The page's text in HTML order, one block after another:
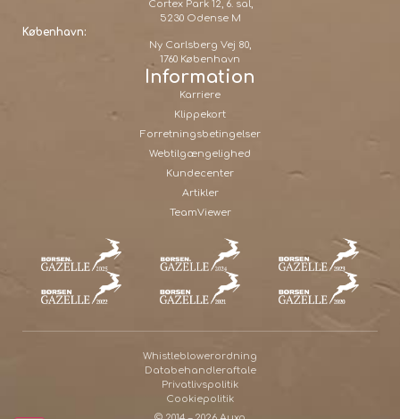
Cortex Park 12, 6. sal,
5230 Odense M
København:
Ny Carlsberg Vej 80,
1760 København
Information
Karriere
Klippekort
Forretningsbetingelser
Webtilgængelighed
Kundecenter
Artikler
TeamViewer
Whistleblowerordning
Databehandleraftale
Privatlivspolitik
Cookiepolitik